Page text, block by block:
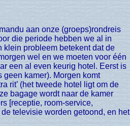
die periode hebben we al in
klein probleem betekent dat de
wel en we moeten voor één
een al even keurig hotel. Eerst is
kamer). Morgen komt
rit’ (het tweede hotel ligt om de
bagage wordt naar de kamer
[receptie, room-service,
televisie worden getoond, en het